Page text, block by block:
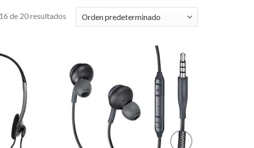
de 20 resultados